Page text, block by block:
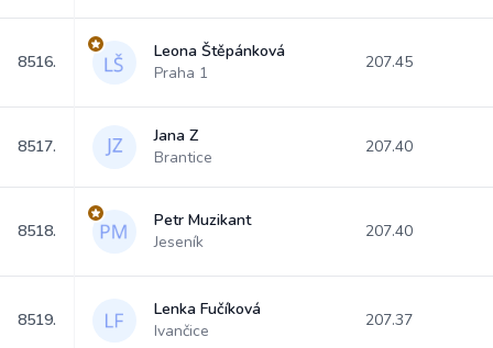
8516.
Leona Štěpánková
Praha 1
207.45
8517.
Jana Z
Brantice
207.40
8518.
Petr Muzikant
Jeseník
207.40
8519.
Lenka Fučíková
Ivančice
207.37